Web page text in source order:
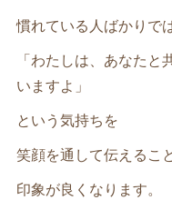
慣れている人ばかりで
「わたしは、あなたと
いますよ」
という気持ちを
笑顔を通して伝えるこ
印象が良くなります。